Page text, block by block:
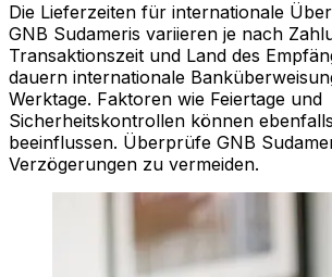
Die Lieferzeiten für internationale
GNB Sudameris variieren je nach
Transaktionszeit und Land des
dauern internationale
Werktage. Faktoren wie Feiertage und
Sicherheitskontrollen können
beeinflussen. Überprüfe GNB
Verzögerungen zu vermeiden.